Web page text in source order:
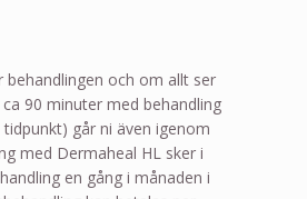
och om allt ser
90 minuter med behandling
går ni även igenom
med Dermaheal HL sker i
en gång i månaden i